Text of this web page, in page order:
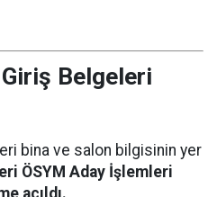
Giriş Belgeleri
bina ve salon bilgisinin yer
ÖSYM Aday İşlemleri
açıldı.